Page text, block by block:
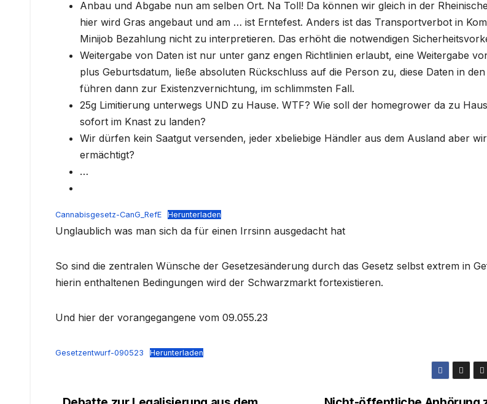
Anbau und Abgabe nun am selben Ort. Na Toll! Da können wir gleich in der
hier wird Gras angebaut und am … ist Erntefest. Anders ist das Transportverbot in
Minijob Bezahlung nicht zu interpretieren. Das erhöht die notwendigen
Weitergabe von Daten ist nur unter ganz engen Richtlinien erlaubt, eine Weitergabe
plus Geburtsdatum, ließe absoluten Rückschluss auf die Person zu, diese Daten in
führen dann zur Existenzvernichtung, im schlimmsten Fall.
25g Limitierung unterwegs UND zu Hause. WTF? Wie soll der homegrower da zu
sofort im Knast zu landen?
Wir dürfen kein Saatgut versenden, jeder xbeliebige Händler aus dem Ausland aber
ermächtigt?
…
Cannabisgesetz-CanG_RefE Herunterladen
Unglaublich was man sich da für einen Irrsinn ausgedacht hat
So sind die zentralen Wünsche der Gesetzesänderung durch das Gesetz selbst extrem in
hierin enthaltenen Bedingungen wird der Schwarzmarkt fortexistieren.
Und hier der vorangegangene vom 09.055.23
Gesetzentwurf-090523 Herunterladen